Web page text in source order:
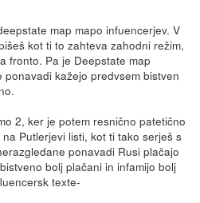
map mapo infuencerjev. V
kot ti to zahteva zahodni režim,
fronto. Pa je Deepstate map
kažejo predvsem bistven
2, ker je potem resnično patetično
Putlerjevi listi, kot ti tako serješ s
ponavadi Rusi plačajo
bolj plačani in infamijo bolj
texte-